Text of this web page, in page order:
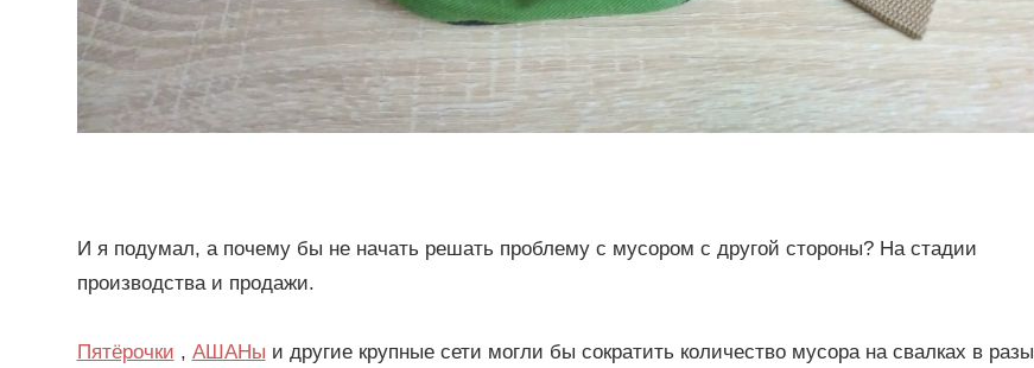
И я подумал, а почему бы не начать решать проблему с мусором с другой стороны? На стадии
производства и продажи.
Пятёрочки , АШАНы и другие крупные сети могли бы сократить количество мусора на свалках в разы